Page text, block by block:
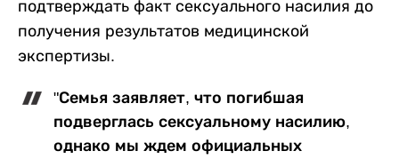
подтверждать факт сексуального насилия до
получения результатов медицинской
экспертизы.
"Семья заявляет, что погибшая
подверглась сексуальному насилию,
однако мы ждем официальных